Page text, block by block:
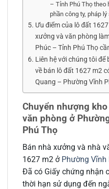
– Tỉnh Phú Thọ theo
phần công ty, pháp lý
Ưu điểm của lô đất
xưởng và văn phòng
Phúc – Tỉnh Phú Thọ
Liên hệ với chúng tôi
về bán lô đất 1627 m2
Quang – Phường Vĩnh
Chuyển nhượng
văn phòng ở
Phú Thọ
Bán nhà xưởng và nhà
1627 m2 ở Phường Vĩnh
Đã có Giấy chứng nhận
thời hạn sử dụng đến